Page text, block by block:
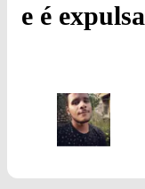
e é expulsa